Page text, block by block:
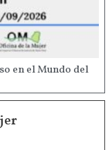
en el Mundo del